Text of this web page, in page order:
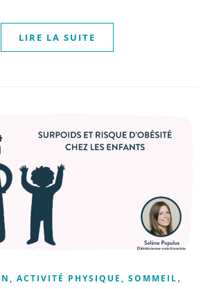
LIRE LA SUITE
ACTIVITÉ PHYSIQUE, SOMMEIL,